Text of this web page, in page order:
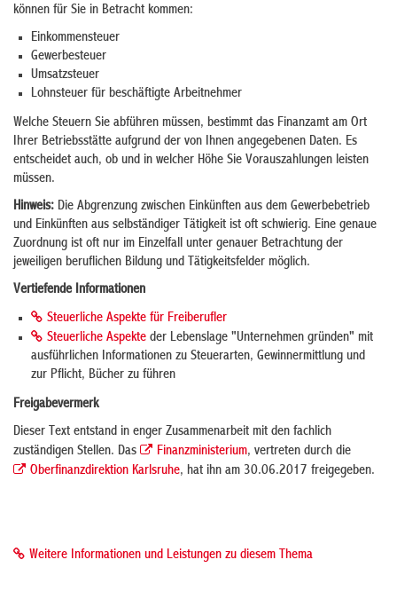
können für Sie in Betracht kommen:
Einkommensteuer
Gewerbesteuer
Umsatzsteuer
Lohnsteuer für beschäftigte Arbeitnehmer
Welche Steuern Sie abführen müssen, bestimmt das Finanzamt am Ort
Ihrer Betriebsstätte aufgrund der von Ihnen angegebenen Daten. Es
entscheidet auch, ob und in welcher Höhe Sie Vorauszahlungen leisten
müssen.
Hinweis: Die Abgrenzung zwischen Einkünften aus dem Gewerbebetrieb
und Einkünften aus selbständiger Tätigkeit ist oft schwierig. Eine genaue
Zuordnung ist oft nur im Einzelfall unter genauer Betrachtung der
jeweiligen beruflichen Bildung und Tätigkeitsfelder möglich.
Vertiefende Informationen
Steuerliche Aspekte für Freiberufler
Steuerliche Aspekte der Lebenslage "Unternehmen gründen" mit
ausführlichen Informationen zu Steuerarten, Gewinnermittlung und
zur Pflicht, Bücher zu führen
Freigabevermerk
Dieser Text entstand in enger Zusammenarbeit mit den fachlich
zuständigen Stellen. Das
Finanzministerium, vertreten durch die
Oberfinanzdirektion Karlsruhe, hat ihn am 30.06.2017 freigegeben.
Weitere Informationen und Leistungen zu diesem Thema